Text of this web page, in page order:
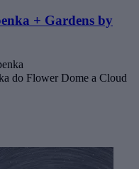
+ Gardens by
do Flower Dome a Cloud